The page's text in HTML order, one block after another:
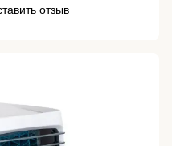
отзыв